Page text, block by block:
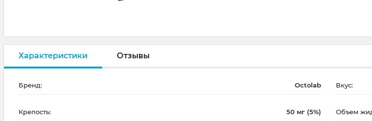
Характеристики Отзывы
Бренд: Octolab Вкус:
Крепость: 50 мг (5%) Объем